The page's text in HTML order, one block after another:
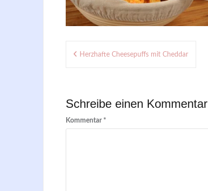
Beitragsnavigation
Herzhafte Cheesepuffs mit Cheddar
Schreibe einen Kommentar
Kommentar *